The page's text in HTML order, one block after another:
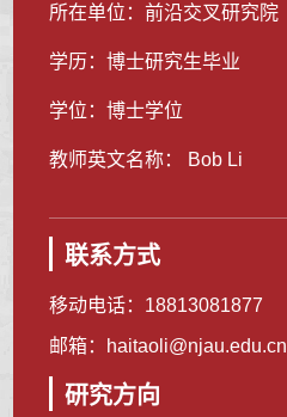
所在单位：前沿交叉研究院
学历：博士研究生毕业
学位：博士学位
教师英文名称： Bob Li
联系方式
移动电话： 18813081877
邮箱：
haitaoli@njau.edu.cn
研究方向